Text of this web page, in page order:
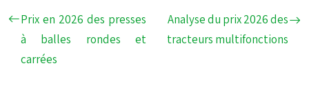
Prix en 2026 des presses
à balles rondes et
carrées
Analyse du prix 2026 des
tracteurs multifonctions